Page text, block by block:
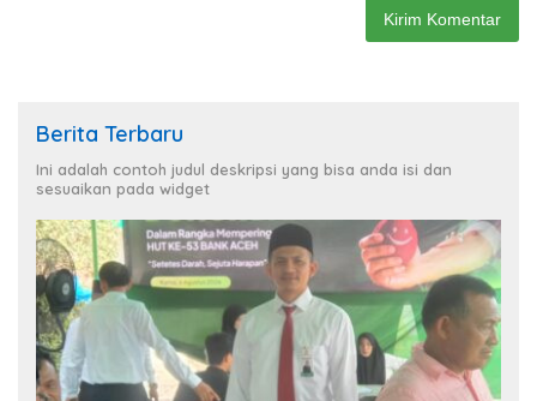
Berita Terbaru
Ini adalah contoh judul deskripsi yang bisa anda isi dan
sesuaikan pada widget